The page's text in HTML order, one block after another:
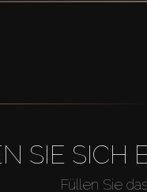
SIE SICH
Füllen Sie